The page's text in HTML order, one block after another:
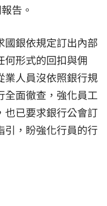
告。
國銀依規定訂出內部
何形式的回扣與佣
業人員沒依照銀行規
全面徹查，強化員工
也已要求銀行公會訂
引，盼強化行員的行